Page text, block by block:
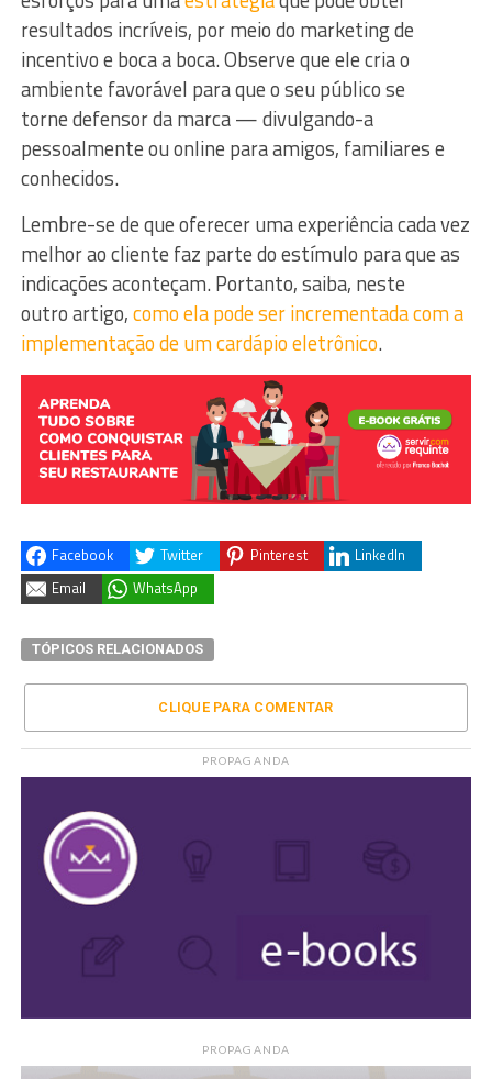
resultados incríveis, por meio do marketing de
incentivo e boca a boca. Observe que ele cria o
ambiente favorável para que o seu público se
torne defensor da marca — divulgando-a
pessoalmente ou online para amigos, familiares e
conhecidos.
Lembre-se de que oferecer uma experiência cada vez
melhor ao cliente faz parte do estímulo para que as
indicações aconteçam. Portanto, saiba, neste
outro artigo,como ela pode ser incrementada com a
implementação de um cardápio eletrônico.
Facebook Twitter Pinterest
LinkedIn
Email
WhatsApp
TÓPICOS RELACIONADOS
CLIQUE PARA COMENTAR
PROPAGANDA
PROPAGANDA